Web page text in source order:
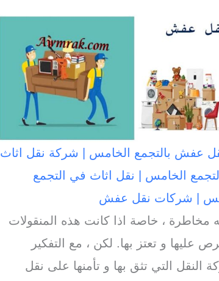
عفش بالتجمع الخامس | شركة نقل اثاث
الخامس | نقل اثاث في التجمع
| شركات نقل عفش
، خاصة اذا كانت هذه المنقولات
عليها و تعتز بها. لكن ، مع التفكير
النقل التي تثق بها و تأمنها على نقل